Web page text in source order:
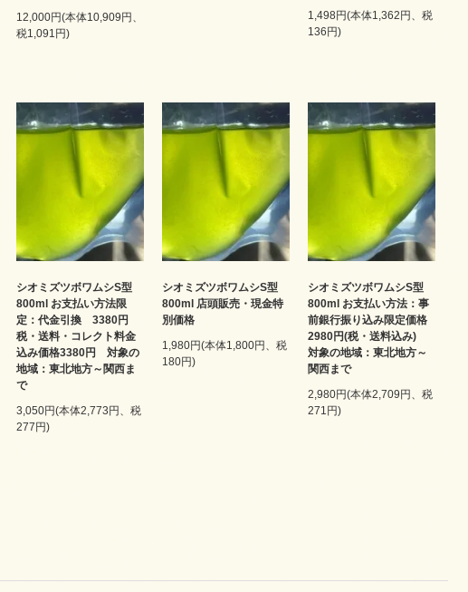
12,000円(本体10,909円、
税1,091円)
1,498円(本体1,362円、税
136円)
シオミズツボワムシS型
800ml お支払い方法限
定：代金引換 3380円
税・送料・コレクト料金
込み価格3380円 対象の
地域：東北地方～関西ま
で
3,050円(本体2,773円、税
277円)
シオミズツボワムシS型
800ml 店頭販売・現金特
別価格
1,980円(本体1,800円、税
180円)
シオミズツボワムシS型
800ml お支払い方法：事
前銀行振り込み限定価格
2980円(税・送料込み)
対象の地域：東北地方～
関西まで
2,980円(本体2,709円、税
271円)